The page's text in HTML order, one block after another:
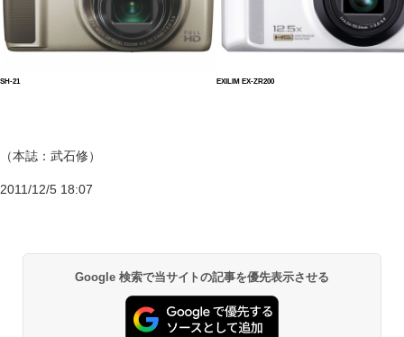
SH-21 EXILIM EX-ZR200
（本誌：武石修）
2011/12/5 18:07
Google 検索で当サイトの記事を優先表示させる